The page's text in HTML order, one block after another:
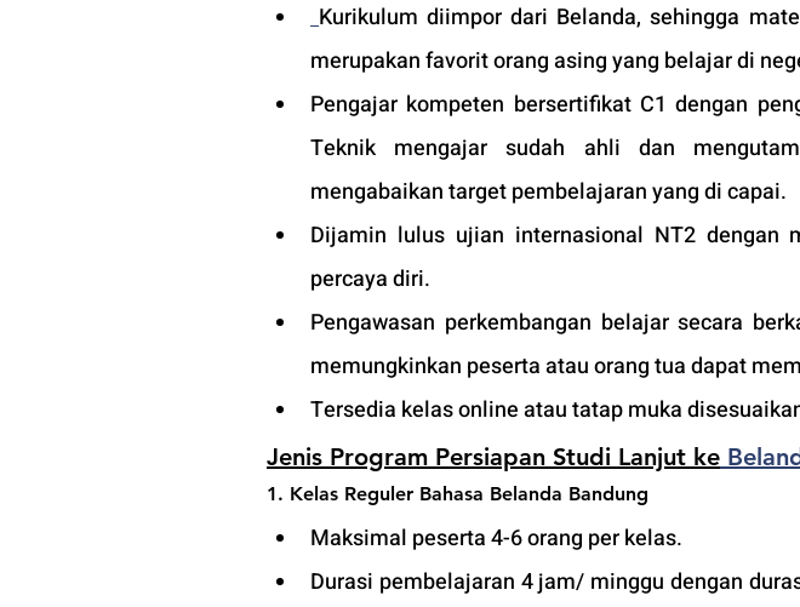
Kurikulum diimpor dari Belanda, sehingga
merupakan favorit orang asing yang belajar di
Pengajar kompeten bersertifikat C1 dengan
Teknik mengajar sudah ahli dan
mengabaikan target pembelajaran yang di capai.
Dijamin lulus ujian internasional NT2 dengan
percaya diri.
Pengawasan perkembangan belajar secara
memungkinkan peserta atau orang tua dapat
Tersedia kelas online atau tatap muka
Jenis Program Persiapan Studi Lanjut ke
1. Kelas Reguler Bahasa Belanda Bandung
Maksimal peserta 4-6 orang per kelas.
Durasi pembelajaran 4 jam/ minggu dengan